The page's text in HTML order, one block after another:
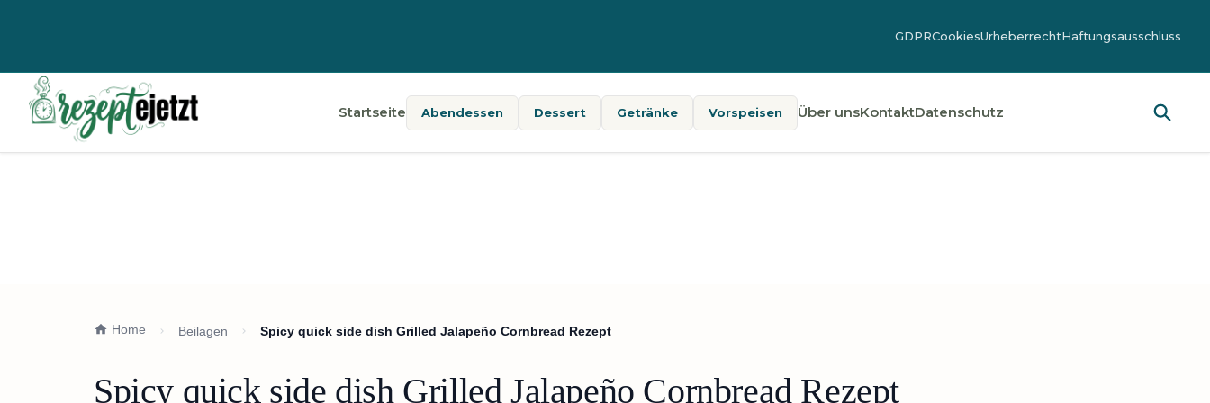
GDPRCookiesUrheberrechtHaftungsausschluss
Startseite Abendessen Dessert Getränke Vorspeisen Über unsKontaktDatenschutz
Home Beilagen Spicy quick side dish Grilled Jalapeño Cornbread Rezept
Spicy quick side dish Grilled Jalapeño Cornbread Rezept